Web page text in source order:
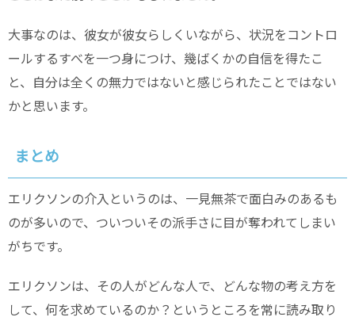
大事なのは、彼女が彼女らしくいながら、状況をコントロ
ールするすべを一つ身につけ、幾ばくかの自信を得たこ
と、自分は全くの無力ではないと感じられたことではない
かと思います。
まとめ
エリクソンの介入というのは、一見無茶で面白みのあるも
のが多いので、ついついその派手さに目が奪われてしまい
がちです。
エリクソンは、その人がどんな人で、どんな物の考え方を
して、何を求めているのか？というところを常に読み取り